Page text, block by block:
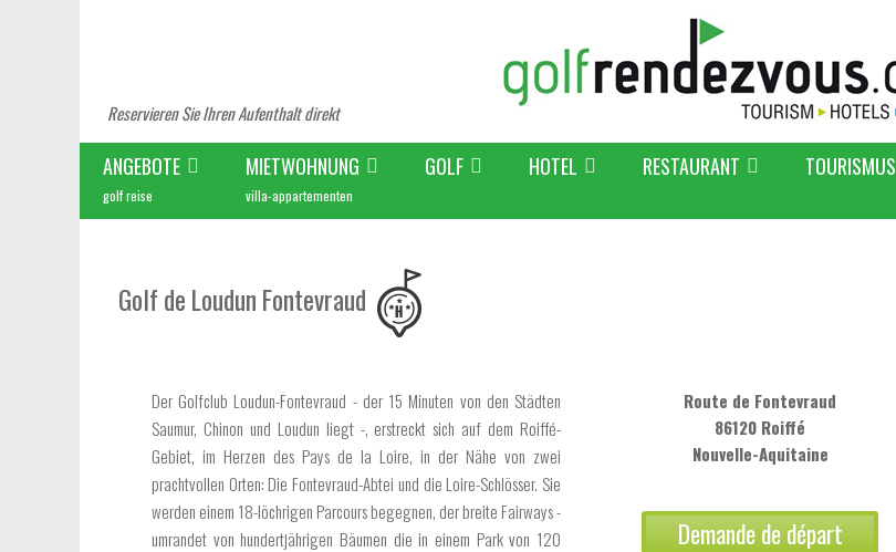
Reservieren Sie Ihren Aufenthalt direkt
ANGEBOTE
golf reise
MIETWOHNUNG
villa-appartementen
GOLF HOTEL RESTAURANT TOURISMUS
Golf de Loudun Fontevraud
Der Golfclub Loudun-Fontevraud - der 15 Minuten von den Städten
Saumur, Chinon und Loudun liegt -, erstreckt sich auf dem Roiffé-
Gebiet, im Herzen des Pays de la Loire, in der Nähe von zwei
prachtvollen Orten: Die Fontevraud-Abtei und die Loire-Schlösser. Sie
werden einem 18-löchrigen Parcours begegnen, der breite Fairways -
umrandet von hundertjährigen Bäumen die in einem Park von 120
Route de Fontevraud
86120 Roiffé
Nouvelle-Aquitaine
Demande de départ